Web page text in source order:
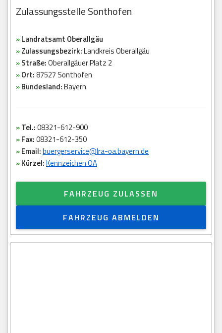
Zulassungsstelle Sonthofen
»Landratsamt Oberallgäu
»Zulassungsbezirk:Landkreis Oberallgäu
»Straße:Oberallgäuer Platz 2
»Ort:87527 Sonthofen
»Bundesland:Bayern
»Tel.:08321-612-900
»Fax:08321-612-350
»Email:buergerservice@lra-oa.bayern.de
»Kürzel:Kennzeichen OA
FAHRZEUG ZULASSEN
FAHRZEUG ABMELDEN